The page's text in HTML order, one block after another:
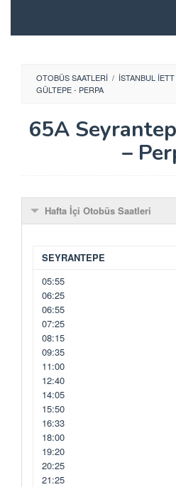
content
OTOBÜS SAATLERI / İSTANBUL İETT
GÜLTEPE - PERPA
65A
–
Hafta İçi Otobüs Saatleri
SEYRANTEPE
05:55
06:25
06:55
07:25
08:15
09:35
11:00
12:40
14:05
15:50
16:33
18:00
19:20
20:25
21:25